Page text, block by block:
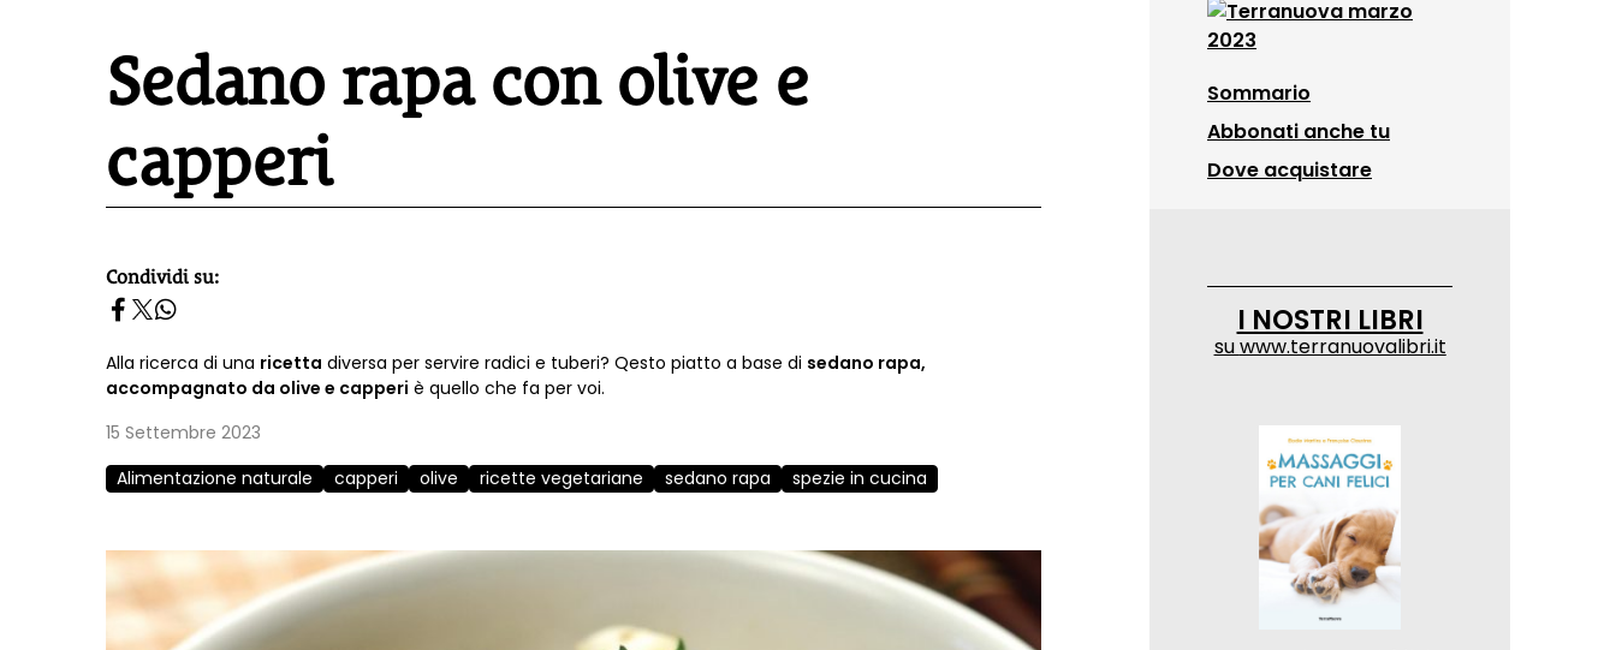
Sedano rapa con olive e
capperi
homepage h2
Condividi su:
Alla ricerca di una ricetta diversa per servire radici e tuberi? Qesto piatto a base di sedano rapa,
accompagnato da olive e capperi è quello che fa per voi.
15 Settembre 2023
Alimentazione naturale
capperi olive ricette vegetariane sedano rapa spezie in cucina
Sommario
Abbonati anche tu
Dove acquistare
I NOSTRI LIBRI
suwww.terranuovalibri.it